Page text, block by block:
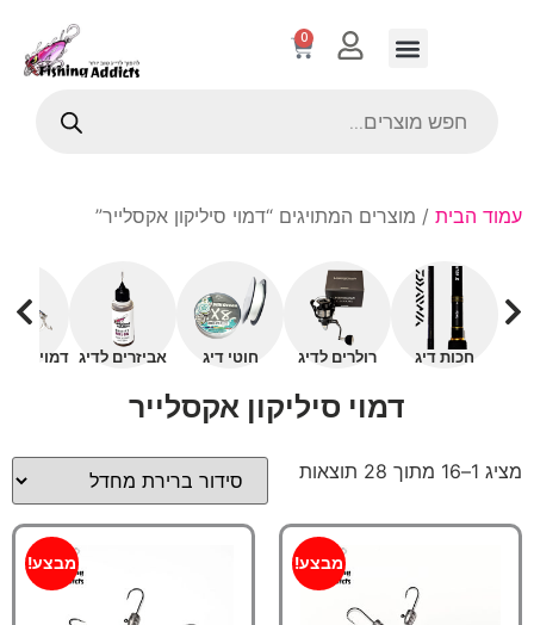
0
עמוד הבית / מוצרים המתויגים “דמוי סיליקון אקסלייר”
חכות דיג רולרים לדיג חוטי דיג אביזרים לדיג דמויים
דמוי סיליקון אקסלייר
מציג 1–16 מתוך 28 תוצאות
מבצע! מבצע!